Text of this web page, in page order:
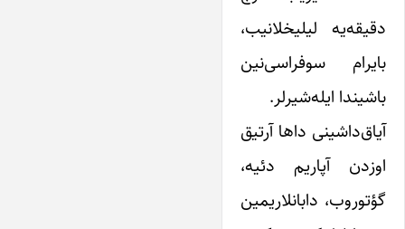
دقیقه‌یه لیلیخلانیب،
بایرام سوفراسی‌نین
باشیندا ایله‌شیرلر.
آیاق‌داشینی داها آرتیق
اوزدن آپاریم دئیه،
گؤتوروب، دابانلاریمین